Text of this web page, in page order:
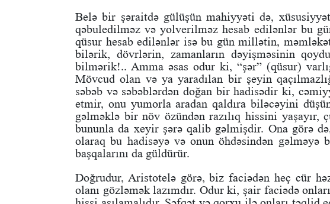
Belə bir şəraitdə gülüşün mahiyyəti də,
qəbuledilməz və yolverilməz hesab edilənlər bu
qüsur hesab edilənlər isə bu gün millətin,
bilərik, dövrlərin, zamanların dəyişməsinin
bilmərik!.. Amma əsas odur ki, “şər” (qüsur)
Mövcud olan və ya yaradılan bir şeyin
səbəb və səbəblərdən doğan bir hadisədir ki,
etmir, onu yumorla aradan qaldıra biləcəyini
gəlməklə bir növ özündən razılıq hissini yaşayır,
bununla da xeyir şərə qalib gəlmişdir. Ona görə
olaraq bu hadisəyə və onun öhdəsindən
başqalarını da güldürür.
Doğrudur, Aristotelə görə, biz faciədən heç cür
olanı gözləmək lazımdır. Odur ki, şair faciədə